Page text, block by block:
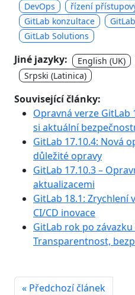
DevOps
řízení
GitLab konzultace
GitLab Solutions
Jiné jazyky: English (UK)
Srpski (Latinica)
Související články:
Opravná verze GitLab
si aktuální
GitLab 17.10.4: Nová
důležité opravy
GitLab 17.10.3 –
aktualizacemi
GitLab 18.1: Zrychlení
CI/CD inovace
GitLab rok po
Transparentnost,
« Předchozí článek